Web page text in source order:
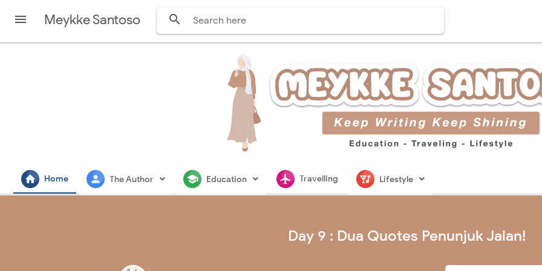
 Meykke Santoso 
home Home person The Author school Education flightsmodeTravelling nightlife Lifestyle
Day 9 : Dua Quotes Penunjuk Jalan!